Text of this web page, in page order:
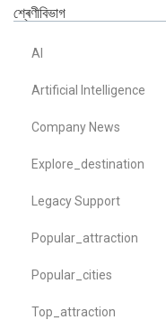
শ্ৰেণীবিভাগ
AI
Artificial Intelligence
Company News
Explore_destination
Legacy Support
Popular_attraction
Popular_cities
Top_attraction